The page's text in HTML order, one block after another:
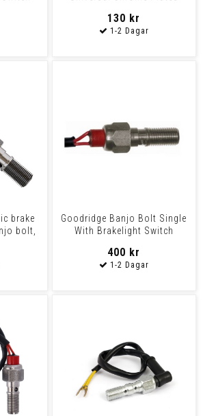
130 kr
brake
bolt,
Goodridge Banjo Bolt Single
With Brakelight Switch
400 kr